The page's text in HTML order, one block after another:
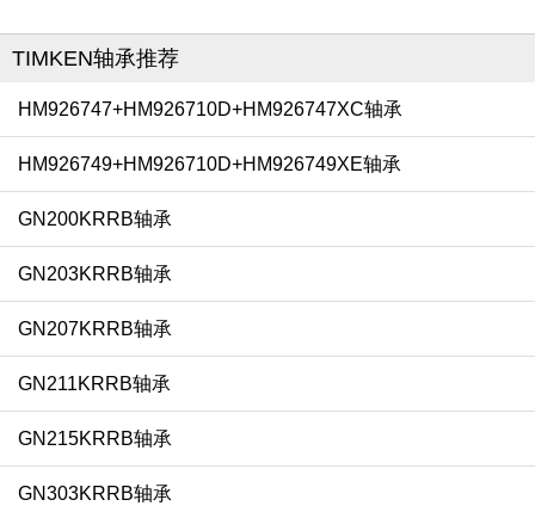
TIMKEN轴承推荐
HM926747+HM926710D+HM926747XC轴承
HM926749+HM926710D+HM926749XE轴承
GN200KRRB轴承
GN203KRRB轴承
GN207KRRB轴承
GN211KRRB轴承
GN215KRRB轴承
GN303KRRB轴承